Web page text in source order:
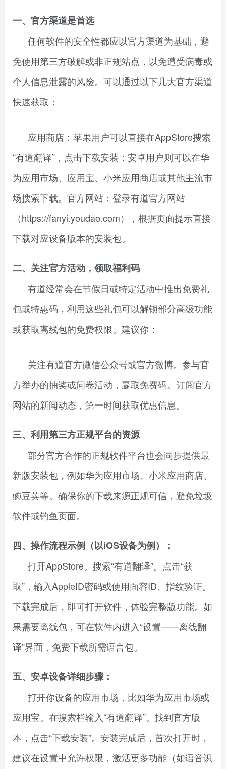
一、官方渠道是首选
任何软件的安全性都应以官方渠道为基础，避
免使用第三方破解或非正规站点，以免遭受病毒或
个人信息泄露的风险。可以通过以下几大官方渠道
快速获取：
应用商店：苹果用户可以直接在AppStore搜索
“有道翻译”，点击下载安装；安卓用户则可以在华
为应用市场、应用宝、小米应用商店或其他主流市
场搜索下载。官方网站：登录有道官方网站
（https://fanyi.youdao.com），根据页面提示直接
下载对应设备版本的安装包。
二、关注官方活动，领取福利码
有道经常会在节假日或特定活动中推出免费礼
包或特惠码，利用这些礼包可以解锁部分高级功能
或获取离线包的免费权限。建议你：
关注有道官方微信公众号或官方微博。参与官
方举办的抽奖或问卷活动，赢取免费码。订阅官方
网站的新闻动态，第一时间获取优惠信息。
三、利用第三方正规平台的资源
部分官方合作的正规软件平台也会同步提供最
新版安装包，例如华为应用市场、小米应用商店、
豌豆荚等。确保你的下载来源正规可信，避免垃圾
软件或钓鱼页面。
四、操作流程示例（以iOS设备为例）：
打开AppStore。搜索“有道翻译”。点击“获
取”，输入AppleID密码或使用面容ID、指纹验证。
下载完成后，即可打开软件，体验完整版功能。如
果需要离线包，可在软件内进入“设置——离线翻
译”界面，免费下载所需语言包。
五、安卓设备详细步骤：
打开你设备的应用市场，比如华为应用市场或
应用宝。在搜索栏输入“有道翻译”。找到官方版
本，点击“下载安装”。安装完成后，首次打开时，
建议在设置中允许权限，激活更多功能（如语音识